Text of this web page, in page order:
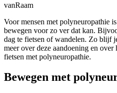
vanRaam
Voor mensen met polyneuropathie
bewegen voor zo ver dat kan.
dag te fietsen of wandelen. Zo blijf
meer over deze aandoening en
fietsen met polyneuropathie.
Bewegen met